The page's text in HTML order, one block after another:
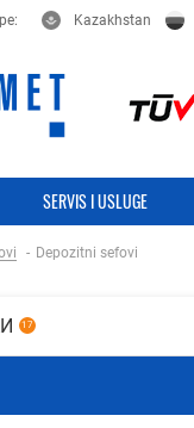
Kazakhstan
SERVIS I USLUGE
Depozitni sefovi
17